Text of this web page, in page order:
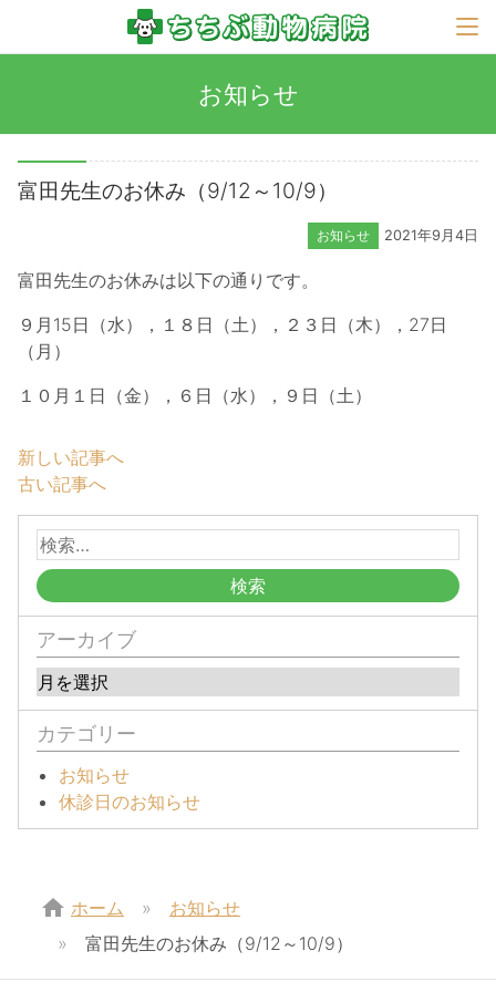
お知らせ
富田先生のお休み（9/12～10/9）
お知らせ 2021年9月4日
富田先生のお休みは以下の通りです。
９月15日（水），１８日（土），２３日（木），27日
（月）
１０月１日（金），６日（水），９日（土）
新しい記事へ
古い記事へ
アーカイブ
カテゴリー
お知らせ
休診日のお知らせ
home ホーム
お知らせ
富田先生のお休み（9/12～10/9）